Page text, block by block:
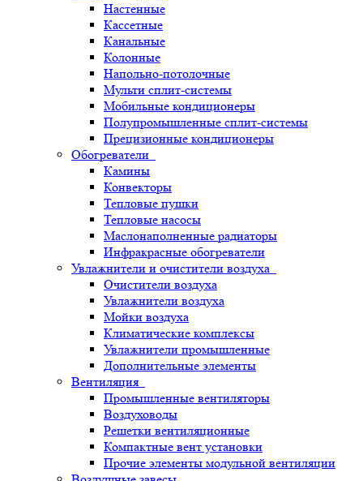
Настенные
Кассетные
Канальные
Колонные
Напольно-потолочные
Мульти сплит-системы
Мобильные кондиционеры
Полупромышленные сплит-системы
Прецизионные кондиционеры
Обогреватели
Камины
Конвекторы
Тепловые пушки
Тепловые насосы
Маслонаполненные радиаторы
Инфракрасные обогреватели
Увлажнители и очистители воздуха
Очистители воздуха
Увлажнители воздуха
Мойки воздуха
Климатические комплексы
Увлажнители промышленные
Дополнительные элементы
Вентиляция
Промышленные вентиляторы
Воздуховоды
Решетки вентиляционные
Компактные вент установки
Прочие элементы модульной вентиляции